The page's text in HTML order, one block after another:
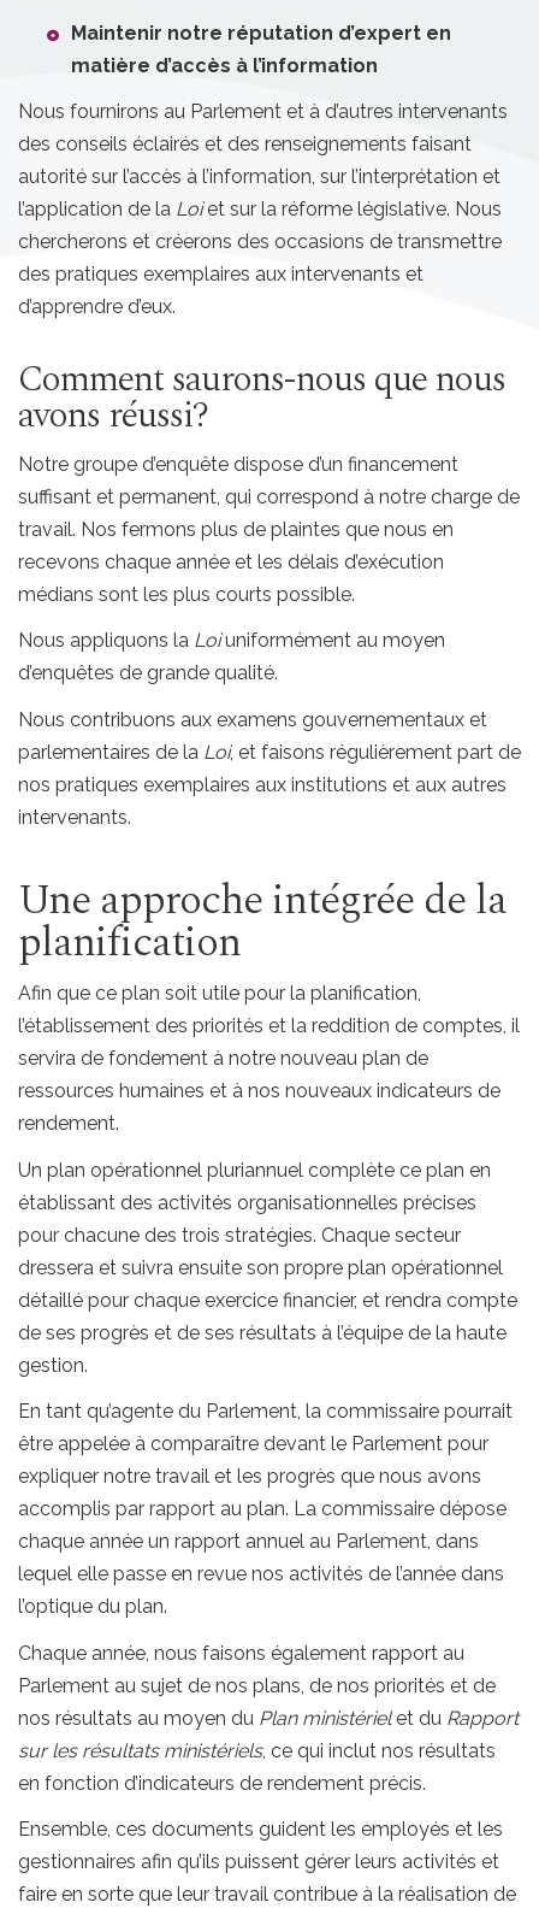
Maintenir notre réputation d’expert en
matière d’accès à l’information
Nous fournirons au Parlement et à d’autres intervenants
des conseils éclairés et des renseignements faisant
autorité sur l’accès à l’information, sur l’interprétation et
l’application de la Loiet sur la réforme législative. Nous
chercherons et créerons des occasions de transmettre
des pratiques exemplaires aux intervenants et
d’apprendre d’eux.
Comment saurons-nous que nous
avons réussi?
Notre groupe d’enquête dispose d’un financement
suffisant et permanent, qui correspond à notre charge de
travail. Nos fermons plus de plaintes que nous en
recevons chaque année et les délais d’exécution
médians sont les plus courts possible.
Nous appliquons la Loiuniformément au moyen
d’enquêtes de grande qualité.
Nous contribuons aux examens gouvernementaux et
parlementaires de la Loi, et faisons régulièrement part de
nos pratiques exemplaires aux institutions et aux autres
intervenants.
Une approche intégrée de la
planification
Afin que ce plan soit utile pour la planification,
l’établissement des priorités et la reddition de comptes, il
servira de fondement à notre nouveau plan de
ressources humaines et à nos nouveaux indicateurs de
rendement.
Un plan opérationnel pluriannuel complète ce plan en
établissant des activités organisationnelles précises
pour chacune des trois stratégies. Chaque secteur
dressera et suivra ensuite son propre plan opérationnel
détaillé pour chaque exercice financier, et rendra compte
de ses progrès et de ses résultats à l’équipe de la haute
gestion.
En tant qu’agente du Parlement, la commissaire pourrait
être appelée à comparaître devant le Parlement pour
expliquer notre travail et les progrès que nous avons
accomplis par rapport au plan. La commissaire dépose
chaque année un rapport annuel au Parlement, dans
lequel elle passe en revue nos activités de l’année dans
l’optique du plan.
Chaque année, nous faisons également rapport au
Parlement au sujet de nos plans, de nos priorités et de
nos résultats au moyen du Plan ministérielet du Rapport
sur les résultats ministériels, ce qui inclut nos résultats
en fonction d’indicateurs de rendement précis.
Ensemble, ces documents guident les employés et les
gestionnaires afin qu’ils puissent gérer leurs activités et
faire en sorte que leur travail contribue à la réalisation de